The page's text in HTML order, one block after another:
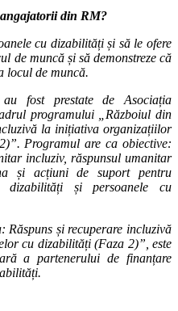
angajatorii din RM?
cu dizabilități și să le ofere
de muncă și să demonstreze că
locul de muncă.
fost prestate de Asociația
programului „Războiul din
la inițiativa organizațiilor
Programul are ca obiective:
incluziv, răspunsul umanitar
și acțiuni de suport pentru
dizabilități și persoanele cu
și recuperare incluzivă
cu dizabilități (Faza 2)”, este
a partenerului de finanțare